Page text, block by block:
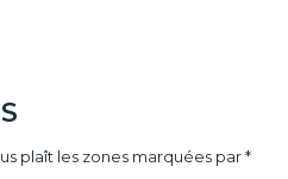
plaît les zones marquées par *